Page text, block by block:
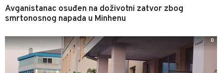
Avganistanac osuđen na doživotni zatvor zbog
smrtonosnog napada u Minhenu
0